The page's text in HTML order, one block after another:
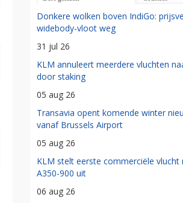
Donkere wolken boven IndiGo:
widebody-vloot weg
31 jul 26
KLM annuleert meerdere vluchten
door staking
05 aug 26
Transavia opent komende winter
vanaf Brussels Airport
05 aug 26
KLM stelt eerste commerciële vlucht
A350-900 uit
06 aug 26